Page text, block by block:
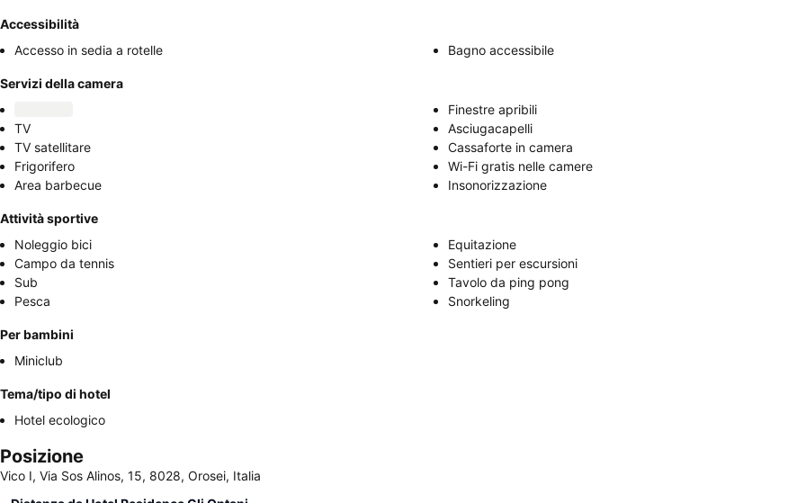
Accessibilità
Accesso in sedia a rotelle
Bagno accessibile
Servizi della camera
Finestre apribili
TV
Asciugacapelli
TV satellitare
Cassaforte in camera
Frigorifero
Wi-Fi gratis nelle camere
Area barbecue
Insonorizzazione
Attività sportive
Noleggio bici
Equitazione
Campo da tennis
Sentieri per escursioni
Sub
Tavolo da ping pong
Pesca
Snorkeling
Per bambini
Miniclub
Tema/tipo di hotel
Hotel ecologico
Posizione
Vico I, Via Sos Alinos, 15, 8028, Orosei, Italia